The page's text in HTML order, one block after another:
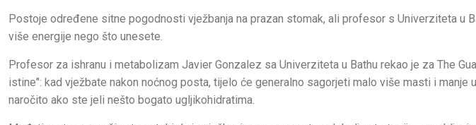
Postoje određene sitne pogodnosti vježbanja na prazan stomak, ali profesor s Univerziteta u
više energije nego što unesete.
Profesor za ishranu i metabolizam Javier Gonzalez sa Univerziteta u Bathu rekao je za The
istine": kad vježbate nakon noćnog posta, tijelo će generalno sagorjeti malo više masti i manje
naročito ako ste jeli nešto bogato ugljikohidratima.